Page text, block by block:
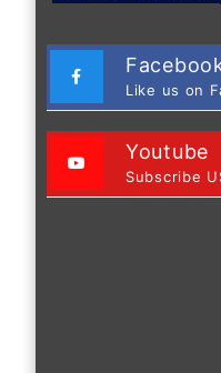
Like us on
Youtube
Subscribe